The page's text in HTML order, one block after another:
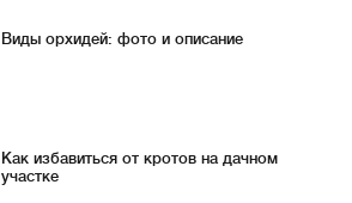
Виды орхидей: фото и описание
Как избавиться от кротов на дачном
участке